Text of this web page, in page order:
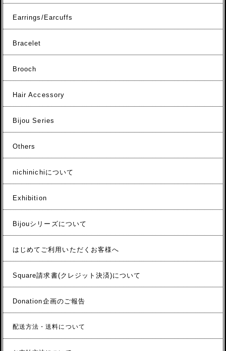
Earrings/Earcuffs
Bracelet
Brooch
Hair Accessory
Bijou Series
Others
nichinichiについて
Exhibition
Bijouシリーズについて
はじめてご利用いただくお客様へ
Square請求書(クレジット決済)について
Donation企画のご報告
配送方法・送料について